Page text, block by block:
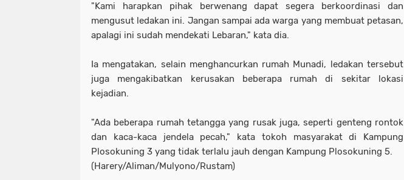
"Kami harapkan pihak berwenang dapat segera berkoordinasi dan
mengusut ledakan ini. Jangan sampai ada warga yang membuat petasan,
apalagi ini sudah mendekati Lebaran," kata dia.
Ia mengatakan, selain menghancurkan rumah Munadi, ledakan tersebut
juga mengakibatkan kerusakan beberapa rumah di sekitar lokasi
kejadian.
"Ada beberapa rumah tetangga yang rusak juga, seperti genteng rontok
dan kaca-kaca jendela pecah," kata tokoh masyarakat di Kampung
Plosokuning 3 yang tidak terlalu jauh dengan Kampung Plosokuning 5.
(Harery/Aliman/Mulyono/Rustam)